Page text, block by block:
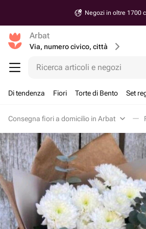
Negozi in oltre 1700
Arbat
Via, numero civico, città
Ricerca articoli e negozi
Di tendenza Fiori Torte di Bento Set
Consegna fiori a domicilio in Arbat